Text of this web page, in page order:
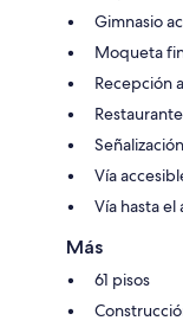
Gimnasio
Moqueta
Recepción
Vía
Vía hasta el
Más
61 pisos